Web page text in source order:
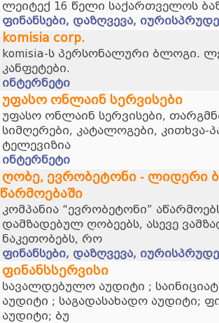
ლეიტექ 16 წელი საქართველოს
ფინანსები, დაზღვევა,
komisia corp.
komisia-ს პერსონალური ბლოგი.
კანფეტები.
ინტერნეტი
უფასო ონლაინ სერვისები
უფასო ონლაინ სერვისები,
სიმღერები, კატალოგები, კითხვა-
ტელევიზია
ინტერნეტი
ღობე, ევრობეტონი - ლიდერი
წარმოებაში
კომპანია “ევრობეტონი”
დამზადებულ ღობეებს, ასევე
ნაკეთობებს, რო
ფინანსები, დაზღვევა,
ფინანსსერვისი
სავალდებულო აუდიტი ;
აუდიტი ; საგადასახადო აუდიტი;
აუდიტი; ბუ